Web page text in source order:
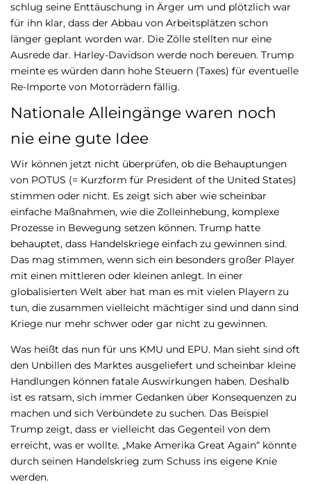
schlug seine Enttäuschung in Ärger um und plötzlich war
für ihn klar, dass der Abbau von Arbeitsplätzen schon
länger geplant worden war. Die Zölle stellten nur eine
Ausrede dar. Harley-Davidson werde noch bereuen. Trump
meinte es würden dann hohe Steuern (Taxes) für eventuelle
Re-Importe von Motorrädern fällig.
Nationale Alleingänge waren noch
nie eine gute Idee
Wir können jetzt nicht überprüfen, ob die Behauptungen
von POTUS (= Kurzform für President of the United States)
stimmen oder nicht. Es zeigt sich aber wie scheinbar
einfache Maßnahmen, wie die Zolleinhebung, komplexe
Prozesse in Bewegung setzen können. Trump hatte
behauptet, dass Handelskriege einfach zu gewinnen sind.
Das mag stimmen, wenn sich ein besonders großer Player
mit einen mittleren oder kleinen anlegt. In einer
globalisierten Welt aber hat man es mit vielen Playern zu
tun, die zusammen vielleicht mächtiger sind und dann sind
Kriege nur mehr schwer oder gar nicht zu gewinnen.
Was heißt das nun für uns KMU und EPU. Man sieht sind oft
den Unbillen des Marktes ausgeliefert und scheinbar kleine
Handlungen können fatale Auswirkungen haben. Deshalb
ist es ratsam, sich immer Gedanken über Konsequenzen zu
machen und sich Verbündete zu suchen. Das Beispiel
Trump zeigt, dass er vielleicht das Gegenteil von dem
erreicht, was er wollte. „Make Amerika Great Again“ könnte
durch seinen Handelskrieg zum Schuss ins eigene Knie
werden.